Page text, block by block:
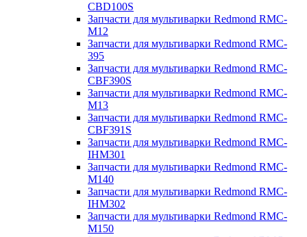
CBD100S
Запчасти для мультиварки Redmond RMC-
M12
Запчасти для мультиварки Redmond RMC-
395
Запчасти для мультиварки Redmond RMC-
CBF390S
Запчасти для мультиварки Redmond RMC-
M13
Запчасти для мультиварки Redmond RMC-
CBF391S
Запчасти для мультиварки Redmond RMC-
IHM301
Запчасти для мультиварки Redmond RMC-
M140
Запчасти для мультиварки Redmond RMC-
IHM302
Запчасти для мультиварки Redmond RMC-
M150